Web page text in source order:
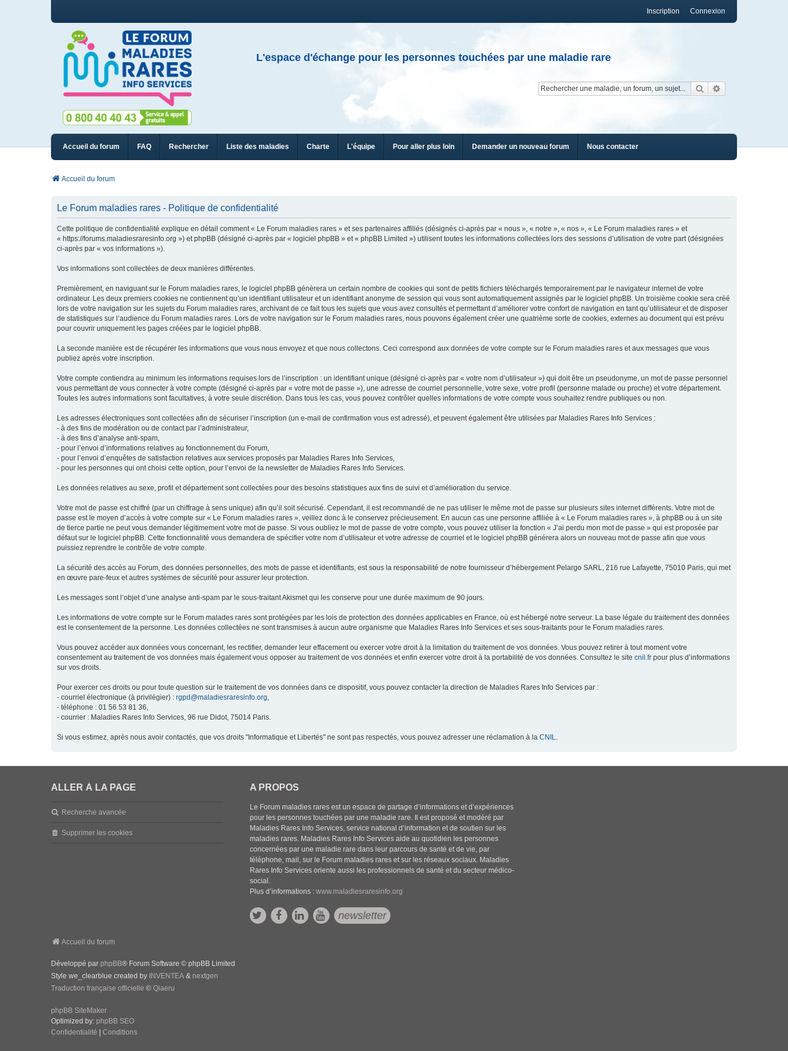
Connexion
Inscription
L'espace d'échange pour les personnes touchées par une maladie rare
Rechercher
Accueil du forum FAQ Rechercher Liste des maladies Charte L'équipe Pour aller plus loin Demander un nouveau forum Nous contacter
Accueil du forum
Le Forum maladies rares - Politique de confidentialité
Cette politique de confidentialité explique en détail comment « Le Forum maladies rares » et ses partenaires affiliés (désignés ci-après par « nous », « notre », « nos », « Le Forum maladies rares » et
« https://forums.maladiesraresinfo.org ») et phpBB (désigné ci-après par « logiciel phpBB » et « phpBB Limited ») utilisent toutes les informations collectées lors des sessions d’utilisation de votre part (désignées
ci-après par « vos informations »).
Vos informations sont collectées de deux manières différentes.
Premièrement, en naviguant sur le Forum maladies rares, le logiciel phpBB génèrera un certain nombre de cookies qui sont de petits fichiers téléchargés temporairement par le navigateur internet de votre
ordinateur. Les deux premiers cookies ne contiennent qu’un identifiant utilisateur et un identifiant anonyme de session qui vous sont automatiquement assignés par le logiciel phpBB. Un troisième cookie sera créé
lors de votre navigation sur les sujets du Forum maladies rares, archivant de ce fait tous les sujets que vous avez consultés et permettant d’améliorer votre confort de navigation en tant qu’utilisateur et de disposer
de statistiques sur l’audience du Forum maladies rares. Lors de votre navigation sur le Forum maladies rares, nous pouvons également créer une quatrième sorte de cookies, externes au document qui est prévu
pour couvrir uniquement les pages créées par le logiciel phpBB.
La seconde manière est de récupérer les informations que vous nous envoyez et que nous collectons. Ceci correspond aux données de votre compte sur le Forum maladies rares et aux messages que vous
publiez après votre inscription.
Votre compte contiendra au minimum les informations requises lors de l’inscription : un identifiant unique (désigné ci-après par « votre nom d’utilisateur ») qui doit être un pseudonyme, un mot de passe personnel
vous permettant de vous connecter à votre compte (désigné ci-après par « votre mot de passe »), une adresse de courriel personnelle, votre sexe, votre profil (personne malade ou proche) et votre département.
Toutes les autres informations sont facultatives, à votre seule discrétion. Dans tous les cas, vous pouvez contrôler quelles informations de votre compte vous souhaitez rendre publiques ou non.
Les adresses électroniques sont collectées afin de sécuriser l’inscription (un e-mail de confirmation vous est adressé), et peuvent également être utilisées par Maladies Rares Info Services :
- à des fins de modération ou de contact par l’administrateur,
- à des fins d’analyse anti-spam,
- pour l’envoi d’informations relatives au fonctionnement du Forum,
- pour l’envoi d’enquêtes de satisfaction relatives aux services proposés par Maladies Rares Info Services,
- pour les personnes qui ont choisi cette option, pour l’envoi de la newsletter de Maladies Rares Info Services.
Les données relatives au sexe, profil et département sont collectées pour des besoins statistiques aux fins de suivi et d’amélioration du service.
Votre mot de passe est chiffré (par un chiffrage à sens unique) afin qu’il soit sécurisé. Cependant, il est recommandé de ne pas utiliser le même mot de passe sur plusieurs sites internet différents. Votre mot de
passe est le moyen d’accès à votre compte sur « Le Forum maladies rares », veillez donc à le conservez précieusement. En aucun cas une personne affiliée à « Le Forum maladies rares », à phpBB ou à un site
de tierce partie ne peut vous demander légitimement votre mot de passe. Si vous oubliez le mot de passe de votre compte, vous pouvez utiliser la fonction « J’ai perdu mon mot de passe » qui est proposée par
défaut sur le logiciel phpBB. Cette fonctionnalité vous demandera de spécifier votre nom d’utilisateur et votre adresse de courriel et le logiciel phpBB générera alors un nouveau mot de passe afin que vous
puissiez reprendre le contrôle de votre compte.
La sécurité des accès au Forum, des données personnelles, des mots de passe et identifiants, est sous la responsabilité de notre fournisseur d’hébergement Pelargo SARL, 216 rue Lafayette, 75010 Paris, qui met
en œuvre pare-feux et autres systèmes de sécurité pour assurer leur protection.
Les messages sont l’objet d’une analyse anti-spam par le sous-traitant Akismet qui les conserve pour une durée maximum de 90 jours.
Les informations de votre compte sur le Forum malades rares sont protégées par les lois de protection des données applicables en France, où est hébergé notre serveur. La base légale du traitement des données
est le consentement de la personne. Les données collectées ne sont transmises à aucun autre organisme que Maladies Rares Info Services et ses sous-traitants pour le Forum maladies rares.
Vous pouvez accéder aux données vous concernant, les rectifier, demander leur effacement ou exercer votre droit à la limitation du traitement de vos données. Vous pouvez retirer à tout moment votre
consentement au traitement de vos données mais également vous opposer au traitement de vos données et enfin exercer votre droit à la portabilité de vos données. Consultez le site cnil.fr pour plus d’informations
sur vos droits.
Pour exercer ces droits ou pour toute question sur le traitement de vos données dans ce dispositif, vous pouvez contacter la direction de Maladies Rares Info Services par :
- courriel électronique (à privilégier) : rgpd@maladiesraresinfo.org,
- téléphone : 01 56 53 81 36,
- courrier : Maladies Rares Info Services, 96 rue Didot, 75014 Paris.
Si vous estimez, après nous avoir contactés, que vos droits "Informatique et Libertés" ne sont pas respectés, vous pouvez adresser une réclamation à la CNIL.
ALLER À LA PAGE
Recherche avancée
Supprimer les cookies
A PROPOS
Le Forum maladies rares est un espace de partage d’informations et d’expériences
pour les personnes touchées par une maladie rare. Il est proposé et modéré par
Maladies Rares Info Services, service national d’information et de soutien sur les
maladies rares. Maladies Rares Info Services aide au quotidien les personnes
concernées par une maladie rare dans leur parcours de santé et de vie, par
téléphone, mail, sur le Forum maladies rares et sur les réseaux sociaux. Maladies
Rares Info Services oriente aussi les professionnels de santé et du secteur médico-
social.
Plus d’informations :www.maladiesraresinfo.org
newsletter
Accueil du forum
Développé par phpBB® Forum Software © phpBB Limited
Style we_clearblue created by INVENTEA & nextgen
Traduction française officielle © Qiaeru
phpBB SiteMaker
Optimized by: phpBB SEO
Confidentialité
Conditions